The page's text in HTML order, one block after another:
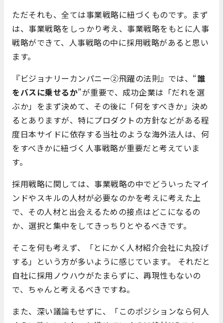
ただそれも、全ては事業戦略に紐づくものです。 まず
は、事業戦略をしっかり考え、事業戦略をもとに人事
戦略ができて、人事戦略の中に採用戦略があると思い
ます。
『ビジョナリーカンパニー②飛躍の法則』では、“誰
をバスに乗せるか”が重要で、成功企業は「だれを選
ぶか」をまず決めて、その後に「何をすべきか」決め
るとありますが、特にプロダクトの方針などがある程
度日本サイドに依存する当社のような海外法人は、何
をすべきかに紐づく人事戦略が重要だと考えていま
す。
採用戦略に関しては、事業戦略の中でどういったマイ
ンドやスキルの人材が必要なのかを考えに考えた上
で、その人材と出会えるための接点はどこになるの
か、選択と集中をしてきっちりとやるべきです。
そこを何も考えず、「とにかく人材紹介会社に丸投げ
する」という方が多いように感じています。 それだと
自社に採用ノウハウがたまらずに、再現性もないの
で、ちゃんと考えるべきですね。
また、深い議論もせずに、「このポジションなら何人